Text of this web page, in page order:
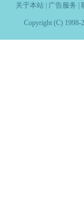
关于本站| 广告服务
Copyright (C) 1998-